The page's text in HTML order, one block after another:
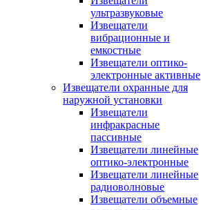
ультразвуковые
Извещатели
вибрационные и
емкостные
Извещатели оптико-
электронные активные
Извещатели охранные для
наружной установки
Извещатели
инфракрасные
пассивные
Извещатели линейные
оптико-электронные
Извещатели линейные
радиоволновые
Извещатели объемные